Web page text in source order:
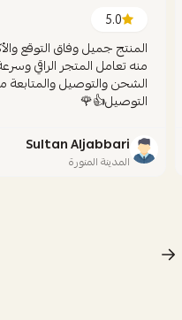
5.0
المنتج جميل وفاق التوقع
منه تعامل المتجر الراقي
الشحن والتوصيل والمتابعة
التوصيل👍🌹
Sultan Aljabbari
المدينة المنورة